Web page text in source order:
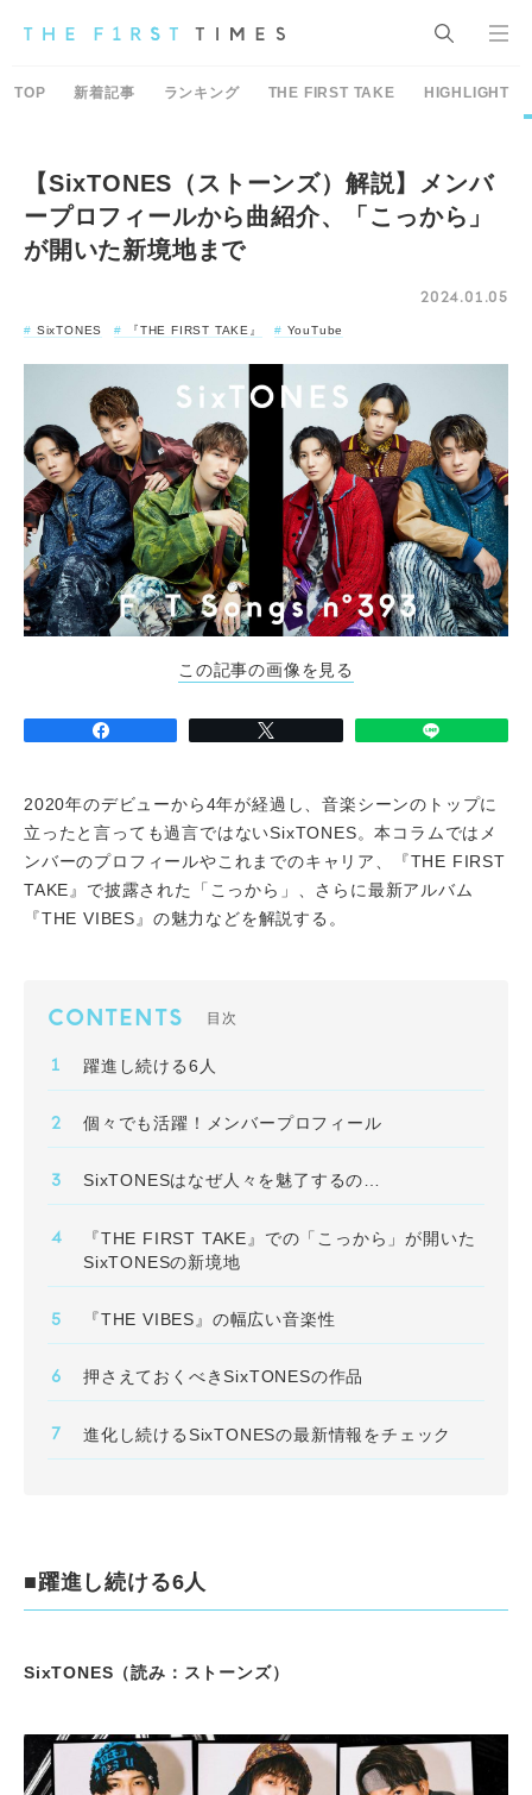
TOP 新着記事 ランキング THE FIRST TAKE HIGHLIGHT
【SixTONES（ストーンズ）解説】メンバ
ープロフィールから曲紹介、「こっから」
が開いた新境地まで
2024.01.05
SixTONES 『THE FIRST TAKE』 YouTube
この記事の画像を見る
2020年のデビューから4年が経過し、音楽シーンのトップに
立ったと言っても過言ではないSixTONES。本コラムではメ
ンバーのプロフィールやこれまでのキャリア、『THE FIRST
TAKE』で披露された「こっから」、さらに最新アルバム
『THE VIBES』の魅力などを解説する。
CONTENTS 目次
躍進し続ける6人
個々でも活躍！メンバープロフィール
SixTONESはなぜ人々を魅了するのか
『THE FIRST TAKE』での「こっから」が開いた
SixTONESの新境地
『THE VIBES』の幅広い音楽性
押さえておくべきSixTONESの作品
進化し続けるSixTONESの最新情報をチェック
■躍進し続ける6人
SixTONES（読み：ストーンズ）